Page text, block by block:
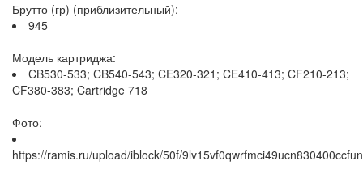
Брутто (гр) (приблизительный):
945
Модель картриджа:
CB530-533; CB540-543; CE320-321; CE410-413; CF210-213;
CF380-383; Cartridge 718
Фото:
https://ramis.ru/upload/iblock/50f/